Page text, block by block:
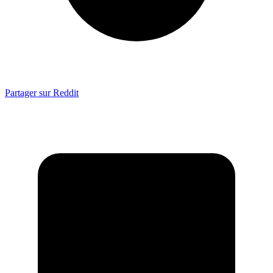
Partager sur Reddit